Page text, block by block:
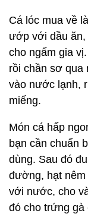
Cá lóc mua về
ướp với dầu ăn,
cho ngấm gia
rồi chần sơ qua
vào nước lạnh,
miếng.
Món cá hấp
bạn cần chuẩn
dùng. Sau đó
đường, hạt nêm
với nước, cho
đó cho trứng gà